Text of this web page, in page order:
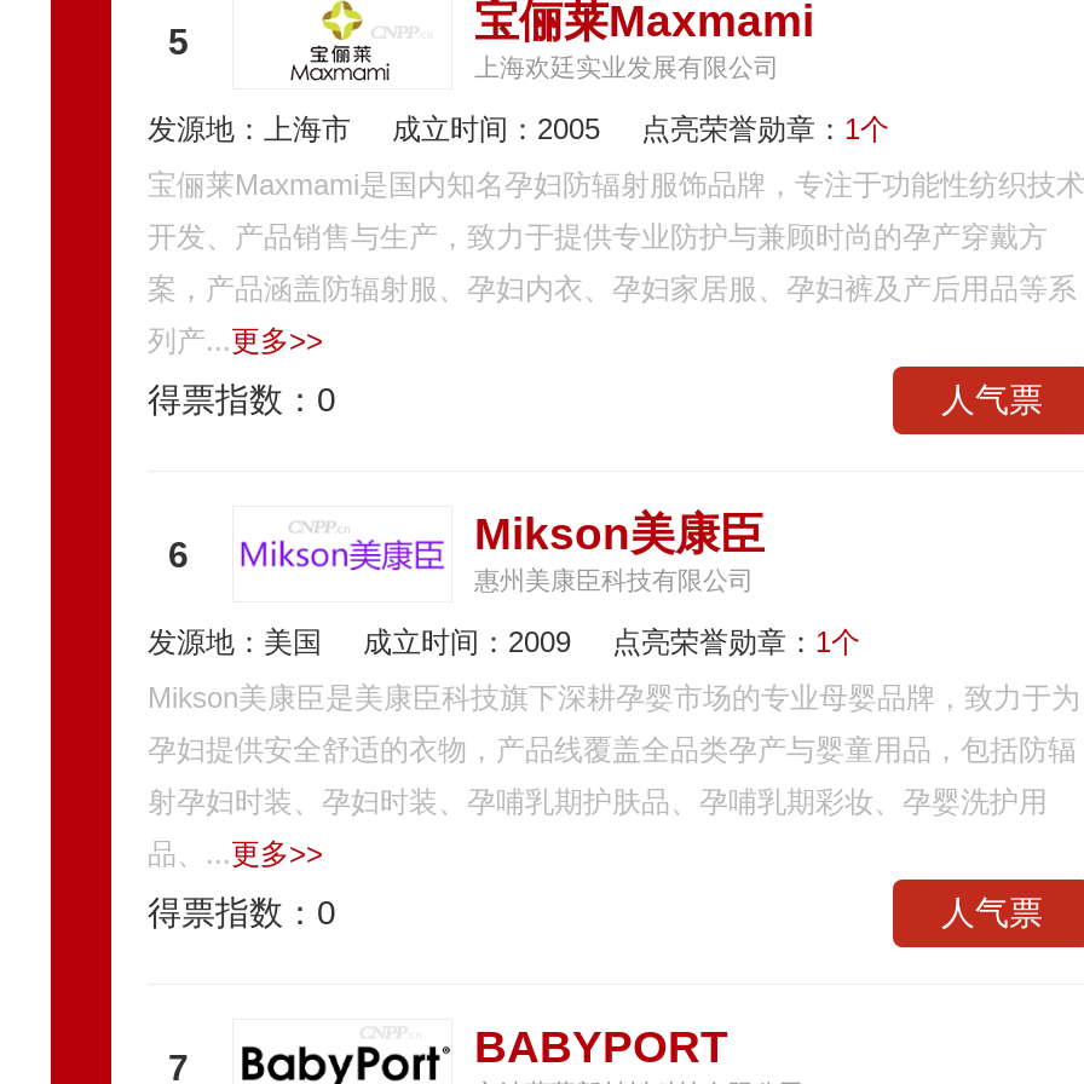
5 宝俪莱Maxmami
上海欢廷实业发展有限公司
发源地：上海市 成立时间：2005 点亮荣誉勋章： 1个
宝俪莱Maxmami是国内知名孕妇防辐射服饰品牌，专注于功能性纺织技术
开发、产品销售与生产，致力于提供专业防护与兼顾时尚的孕产穿戴方
案，产品涵盖防辐射服、孕妇内衣、孕妇家居服、孕妇裤及产后用品等系
列产...更多>>
得票指数： 0 人气票
6 Mikson美康臣
惠州美康臣科技有限公司
发源地：美国 成立时间：2009 点亮荣誉勋章： 1个
Mikson美康臣是美康臣科技旗下深耕孕婴市场的专业母婴品牌，致力于为
孕妇提供安全舒适的衣物，产品线覆盖全品类孕产与婴童用品，包括防辐
射孕妇时装、孕妇时装、孕哺乳期护肤品、孕哺乳期彩妆、孕婴洗护用
品、...更多>>
得票指数： 0 人气票
7 BABYPORT